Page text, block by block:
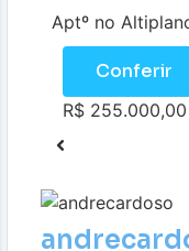
Aptº no
Conferir
R$ 255.000,00